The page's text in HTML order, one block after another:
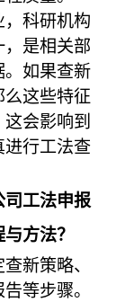
科研机构
是相关部
如果查新
这些特征
会影响到
行工法查
工法申报
方法？
新策略、
等步骤。